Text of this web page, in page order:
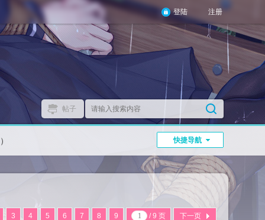
登陆 注册
帖子
快捷导航
3 4 5 6 7 8 9 / 9 页 下一页